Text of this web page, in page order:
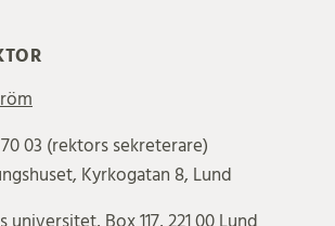
03 (rektors sekreterare)
Kyrkogatan 8, Lund
universitet, Box 117, 221 00 Lund